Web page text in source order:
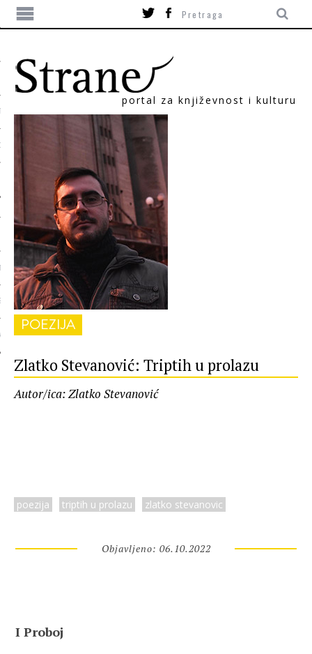
portal za književnost i kulturu
POEZIJA
Zlatko Stevanović: Triptih u prolazu
Autor/ica: Zlatko Stevanović
poezija triptih u prolazu zlatko stevanovic
Objavljeno: 06.10.2022
I Proboj